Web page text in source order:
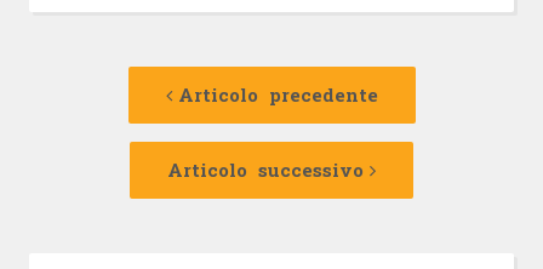
Navigazione
Articolo precedente
Articolo
Articolo successivo
Articolo